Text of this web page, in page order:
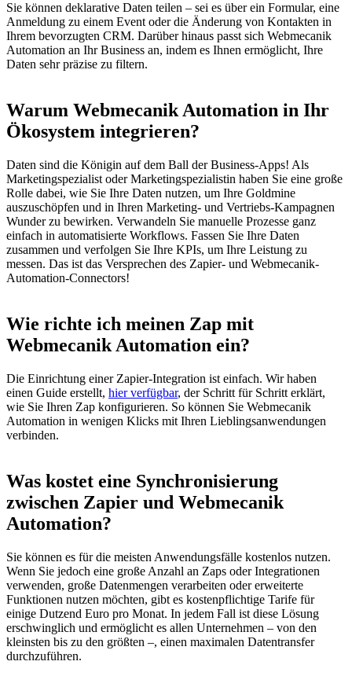
Sie können deklarative Daten teilen – sei es über ein Formular, eine
Anmeldung zu einem Event oder die Änderung von Kontakten in
Ihrem bevorzugten CRM. Darüber hinaus passt sich Webmecanik
Automation an Ihr Business an, indem es Ihnen ermöglicht, Ihre
Daten sehr präzise zu filtern.
Warum Webmecanik Automation in Ihr
Ökosystem integrieren?
Daten sind die Königin auf dem Ball der Business-Apps! Als
Marketingspezialist oder Marketingspezialistin haben Sie eine große
Rolle dabei, wie Sie Ihre Daten nutzen, um Ihre Goldmine
auszuschöpfen und in Ihren Marketing- und Vertriebs-Kampagnen
Wunder zu bewirken. Verwandeln Sie manuelle Prozesse ganz
einfach in automatisierte Workflows. Fassen Sie Ihre Daten
zusammen und verfolgen Sie Ihre KPIs, um Ihre Leistung zu
messen. Das ist das Versprechen des Zapier- und Webmecanik-
Automation-Connectors!
Wie richte ich meinen Zap mit
Webmecanik Automation ein?
Die Einrichtung einer Zapier-Integration ist einfach. Wir haben
einen Guide erstellt, hier verfügbar, der Schritt für Schritt erklärt,
wie Sie Ihren Zap konfigurieren. So können Sie Webmecanik
Automation in wenigen Klicks mit Ihren Lieblingsanwendungen
verbinden.
Was kostet eine Synchronisierung
zwischen Zapier und Webmecanik
Automation?
Sie können es für die meisten Anwendungsfälle kostenlos nutzen.
Wenn Sie jedoch eine große Anzahl an Zaps oder Integrationen
verwenden, große Datenmengen verarbeiten oder erweiterte
Funktionen nutzen möchten, gibt es kostenpflichtige Tarife für
einige Dutzend Euro pro Monat. In jedem Fall ist diese Lösung
erschwinglich und ermöglicht es allen Unternehmen – von den
kleinsten bis zu den größten –, einen maximalen Datentransfer
durchzuführen.